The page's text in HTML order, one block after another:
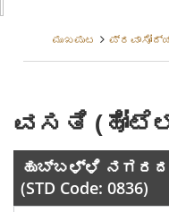
ಮುಖಪುಟ
ವಸತಿ
ಹುಬ್ಬಳ್ಳಿ
(STD Code: 0836)